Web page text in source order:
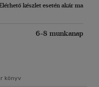
készlet esetén akár ma
6-8 munkanap
könyv